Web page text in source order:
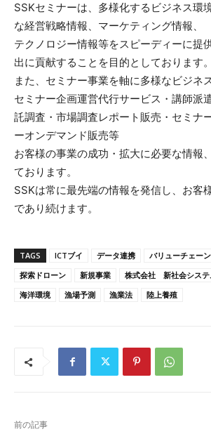
SSKセミナーは、多様化するビジネス環
な経営戦略情報、マーケティング情報、
テクノロジー情報等をスピーディーに提
出に貢献することを目的としております。
また、セミナー事業を軸に多様なビジネ
セミナー企画運営代行サービス・講師派
託調査・市場調査レポート販売・セミナ
ーオンデマンド販売等
お客様の事業の成功・拡大に必要な情報
ております。
SSKは常に最先端の情報を発信し、お客
であり続けます。
TAGS ICTブイ データ連携 バリューチェーン
探索ドローン
新規事業
株式会社 新社会システ
海洋環境
漁場予測 漁業法 陸上養殖
前の記事